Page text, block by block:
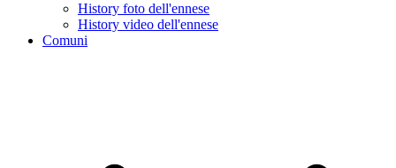
History foto dell'ennese
History video dell'ennese
Comuni